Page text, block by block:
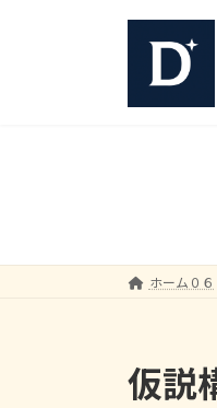
ホーム０６
仮説